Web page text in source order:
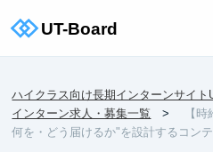
ハイクラス向け長期インターンサイト
インターン求人・募集一覧
【
何を・どう届けるか"を設計するコン